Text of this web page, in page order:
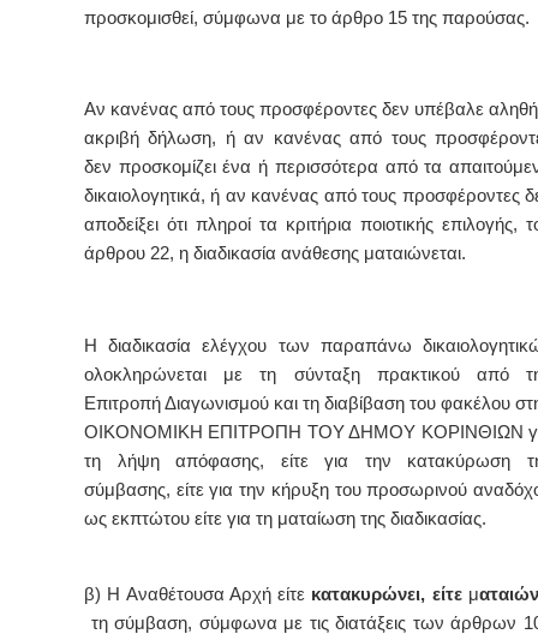
προσκομισθεί, σύμφωνα με το άρθρο 15 της παρούσας.
Αν κανένας από τους προσφέροντες δεν υπέβαλε
ακριβή δήλωση, ή αν κανένας από τους
δεν προσκομίζει ένα ή περισσότερα από τα
δικαιολογητικά, ή αν κανένας από τους προσφέροντες
αποδείξει ότι πληροί τα κριτήρια ποιοτικής επιλογής,
άρθρου 22, η διαδικασία ανάθεσης ματαιώνεται.
Η διαδικασία ελέγχου των παραπάνω
ολοκληρώνεται με τη σύνταξη πρακτικού από
Επιτροπή Διαγωνισμού και τη διαβίβαση του φακέλου
ΟΙΚΟΝΟΜΙΚΗ ΕΠΙΤΡΟΠΗ ΤΟΥ ΔΗΜΟΥ ΚΟΡΙΝΘΙΩΝ
τη λήψη απόφασης, είτε για την κατακύρωση
σύμβασης, είτε για την κήρυξη του προσωρινού
ως εκπτώτου είτε για τη ματαίωση της διαδικασίας.
β) Η Αναθέτουσα Αρχή είτε κατακυρώνει, είτε μ
τη σύμβαση, σύμφωνα με τις διατάξεις των άρθρων